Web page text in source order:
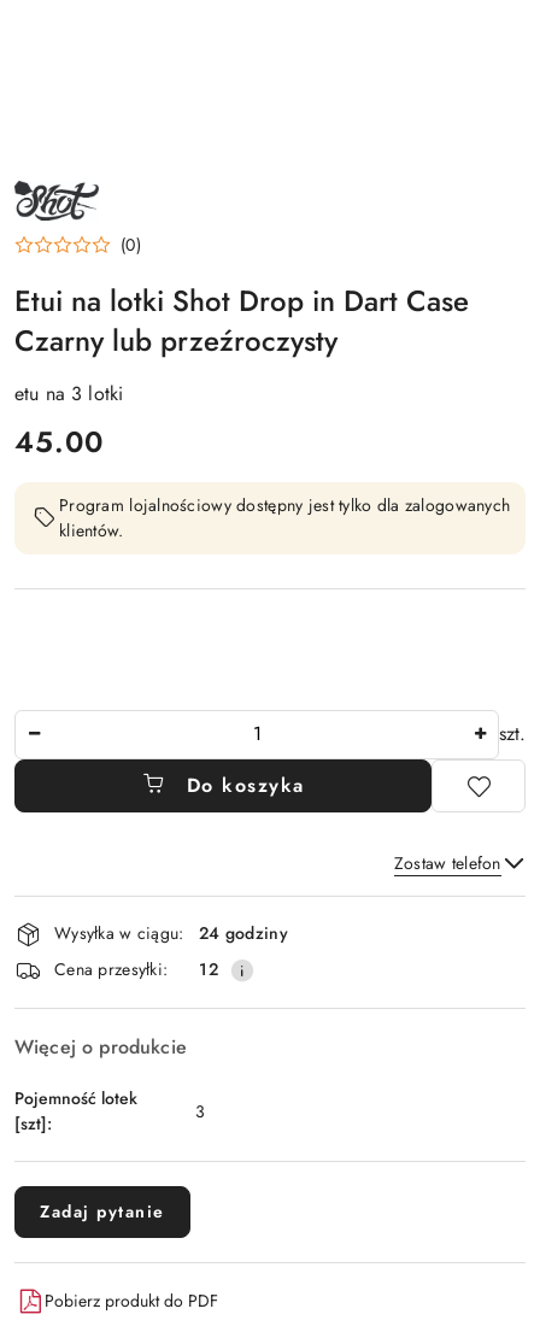
NAZWA
PRODUCENTA:
SHOT
(0)
Etui na lotki Shot Drop in Dart Case
Czarny lub przeźroczysty
etu na 3 lotki
cena:
45.00
Program lojalnościowy dostępny jest tylko dla zalogowanych
klientów.
szt.
Do koszyka
Zostaw telefon
Wyślij
Dostępność
i
dostawa
Wysyłka w ciągu:
24 godziny
Cena przesyłki:
12
Więcej o produkcie
Pojemność lotek
[szt]:
3
Zadaj pytanie
Pobierz produkt do PDF